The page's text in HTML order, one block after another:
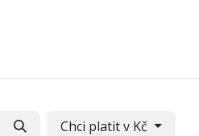
Chci platit v Kč